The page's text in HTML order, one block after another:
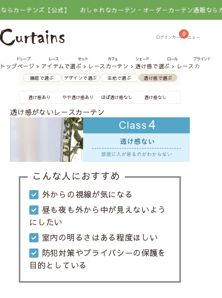
ンズ【公式】 おしゃれなカーテン・オーダーカーテン通販ならカーテン
0
ドレープ レース セット カフェ シェード ロール ブラインド
トップページ アイテムで選ぶ レースカーテン 透け感で選ぶ レースカーテン
機能で選ぶ デザインで選ぶ 生地で選ぶ 透け感で選ぶ
透け感あり やや透け感あり ほぼ透け感なし 透け感なし
透け感がないレースカーテン
こんな人におすすめ
外からの視線が気になる
昼も夜も外から中が見えないよう
にしたい
室内の明るさはある程度ほしい
防犯対策やプライバシーの保護を
目的としている